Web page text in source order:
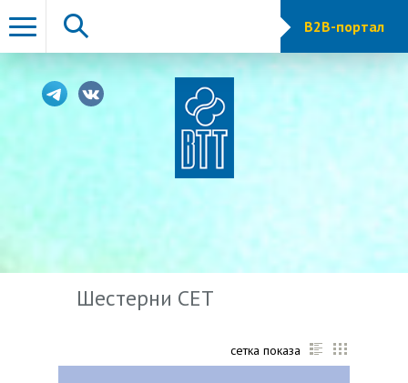
B2B-портал
Шестерни CET
сетка показа